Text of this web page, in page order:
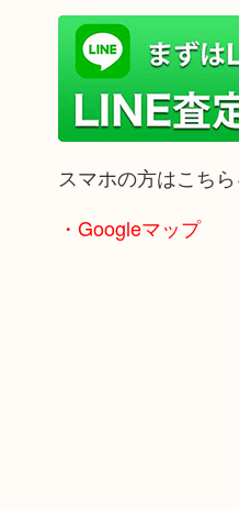
スマホの方はこち
・Googleマップ